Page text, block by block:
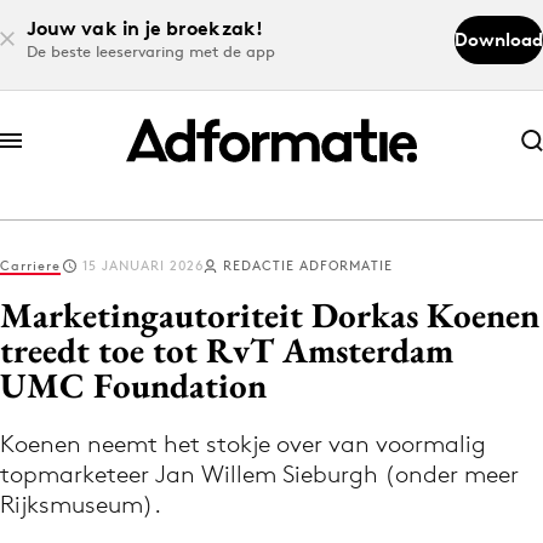
Jouw vak in je broekzak!
De beste leeservaring met de app
Download
Abonneer nu
Abonneer nu
Log in
Download de app
Volg het laatste nieuws via de Adformatie
Nieuws app
Carriere 15 JANUARI 2026 REDACTIE ADFORMATIE
Marketingautoriteit Dorkas Koenen
treedt toe tot RvT Amsterdam
UMC Foundation
Koenen neemt het stokje over van voormalig
topmarketeer Jan Willem Sieburgh (onder meer
Rijksmuseum).